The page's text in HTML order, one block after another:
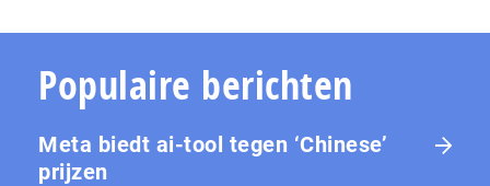
Populaire berichten
Meta biedt ai-tool tegen ‘Chinese’
prijzen